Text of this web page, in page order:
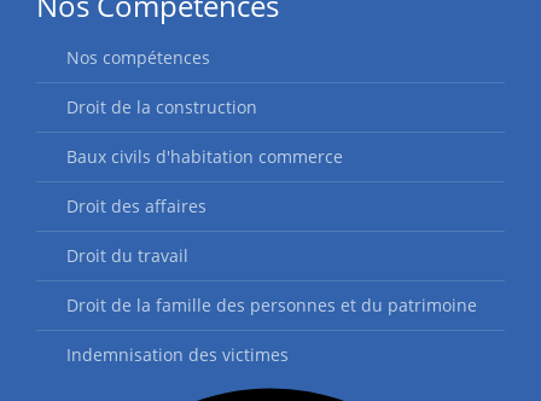
Nos compétences
Droit de la construction
Baux civils d'habitation commerce
Droit des affaires
Droit du travail
Droit de la famille des personnes et du patrimoine
Indemnisation des victimes